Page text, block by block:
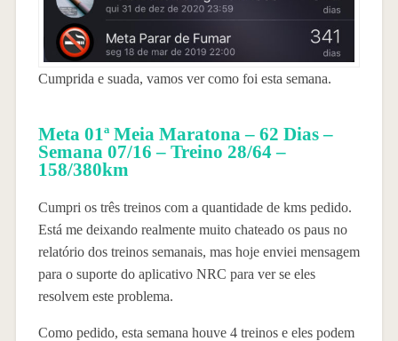
Cumprida e suada, vamos ver como foi esta semana.
Meta 01ª Meia Maratona – 62 Dias –
Semana 07/16 – Treino 28/64 –
158/380km
Cumpri os três treinos com a quantidade de kms pedido.
Está me deixando realmente muito chateado os paus no
relatório dos treinos semanais, mas hoje enviei mensagem
para o suporte do aplicativo NRC para ver se eles
resolvem este problema.
Como pedido, esta semana houve 4 treinos e eles podem